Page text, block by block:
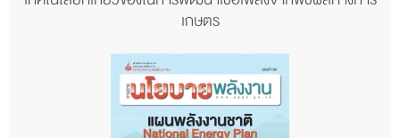
เทคโนโลยีที่เกี่ยวข้องในการพัฒนาเชื้อเพลิงจากพืชผลทางการ
เกษตร